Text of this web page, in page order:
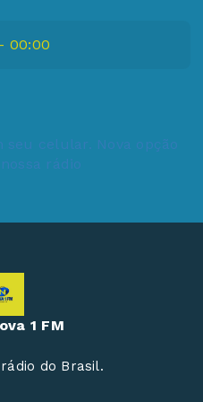
00:00
1 FM
do Brasil.